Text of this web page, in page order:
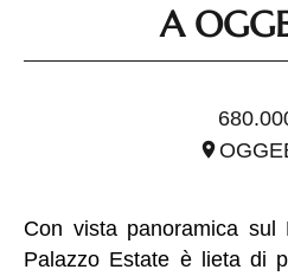
A
Con vista panoramica sul
Palazzo Estate è lieta di